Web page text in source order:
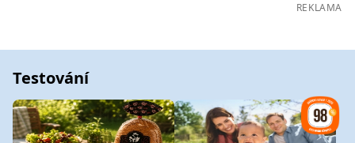
REKLAMA
Testování